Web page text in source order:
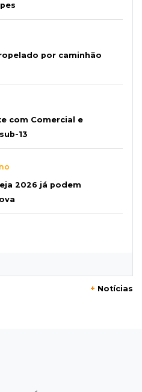
por caminhão
com Comercial e
13
2026 já podem
antes de jogo que
Atlético-MG e segue
+ Notícias